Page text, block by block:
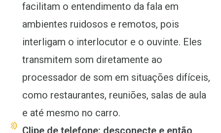
facilitam o entendimento da fala em
ambientes ruidosos e remotos, pois
interligam o interlocutor e o ouvinte. Eles
transmitem som diretamente ao
processador de som em situações difíceis,
como restaurantes, reuniões, salas de aula
e até mesmo no carro.
Clipe de telefone: desconecte e então